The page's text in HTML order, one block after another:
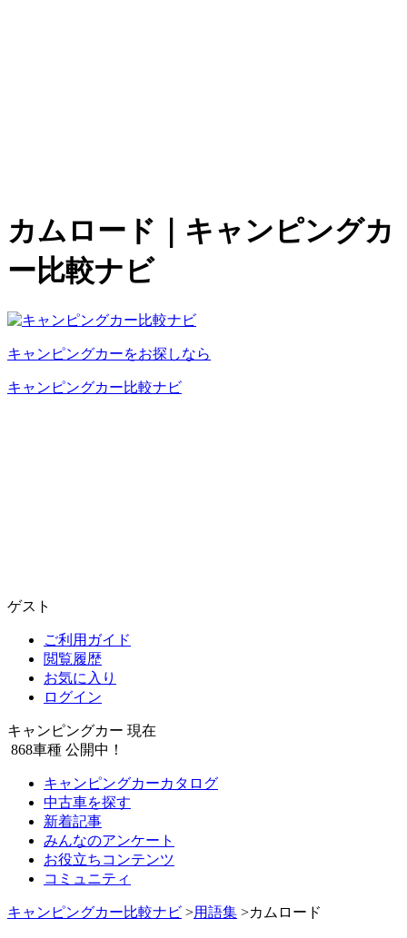
カムロード｜キャンピングカ
ー比較ナビ
キャンピングカーをお探しなら
キャンピングカー比較ナビ
ゲスト
ご利用ガイド
閲覧履歴
お気に入り
ログイン
キャンピングカー 現在
868車種 公開中！
キャンピングカーカタログ
中古車を探す
新着記事
みんなのアンケート
お役立ちコンテンツ
コミュニティ
キャンピングカー比較ナビ >用語集 >カムロード